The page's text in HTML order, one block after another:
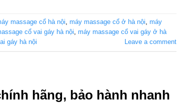
massage cổ hà nội, máy massage cổ ở hà nội, máy
cổ vai gáy hà nội, máy massage cổ vai gáy ở hà
gáy hà nội Leave a comment
hãng, bảo hành nhanh